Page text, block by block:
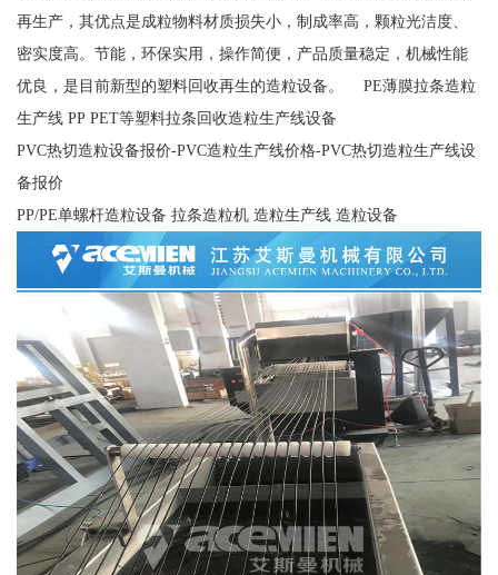
再生产，其优点是成粒物料材质损失小，制成率高，颗粒光洁度、
密实度高。节能，环保实用，操作简便，产品质量稳定，机械性能
优良，是目前新型的塑料回收再生的造粒设备。 PE薄膜拉条造粒
生产线 PP PET等塑料拉条回收造粒生产线设备
PVC热切造粒设备报价-PVC造粒生产线价格-PVC热切造粒生产线设
备报价
PP/PE单螺杆造粒设备 拉条造粒机 造粒生产线 造粒设备